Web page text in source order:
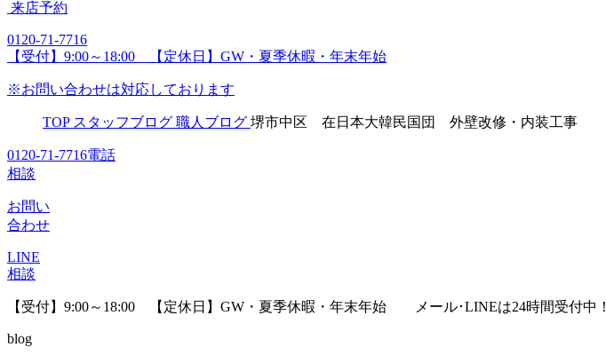
来店予約
0120-71-7716
【受付】9:00～18:00 【定休日】GW・夏季休暇・年末年始
※お問い合わせは対応しております
TOP スタッフブログ 職人ブログ 堺市中区 在日本大韓民国団 外壁改修・内装工事
0120-71-7716電話
相談
お問い
合わせ
LINE
相談
【受付】9:00～18:00 【定休日】GW・夏季休暇・年末年始 メール･LINEは24時間受付中！
blog